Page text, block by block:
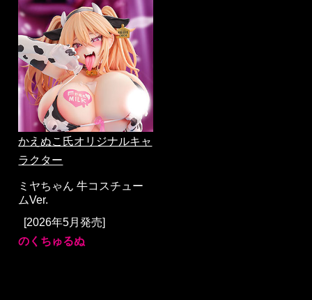
かえぬこ氏オリジナルキャ
ラクター
ミヤちゃん 牛コスチュー
ムVer.
[2026年5月発売]
のくちゅるぬ